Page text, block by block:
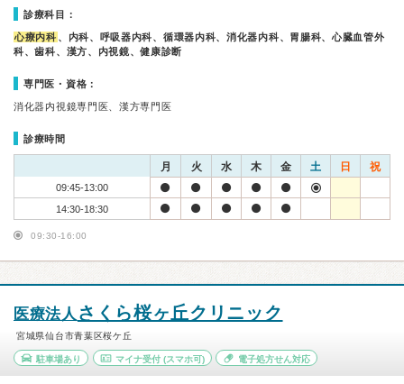
診療科目：
心療内科 、内科、呼吸器内科、循環器内科、消化器内科、胃腸科、心臓血管外
科、歯科、漢方、内視鏡、健康診断
専門医・資格：
消化器内視鏡専門医、漢方専門医
診療時間
月 火 水 木 金 土 日 祝
09:45-13:00
14:30-18:30
09:30-16:00
医療法人 さくら桜ヶ丘クリニック
宮城県仙台市青葉区桜ケ丘
駐車場あり マイナ受付(スマホ可) 電子処方せん対応